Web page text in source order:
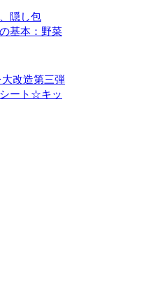
隠し包
本：野菜
改造第三弾
ート☆キッ